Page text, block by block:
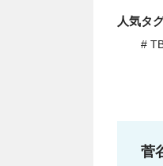
人気タ
#
菅